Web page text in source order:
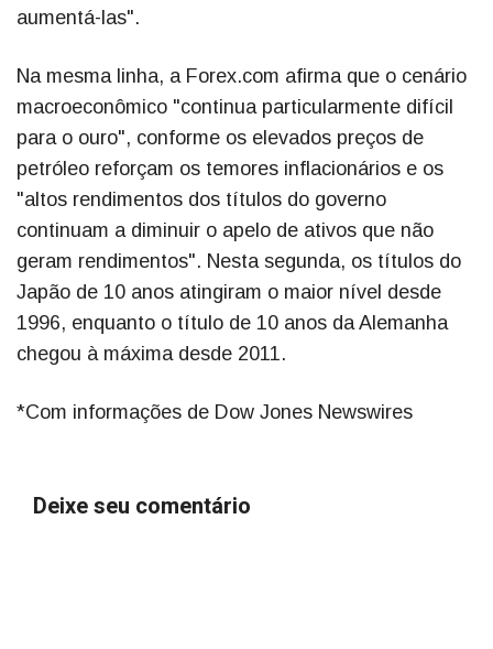
aumentá-las".
Na mesma linha, a Forex.com afirma que o cenário
macroeconômico "continua particularmente difícil
para o ouro", conforme os elevados preços de
petróleo reforçam os temores inflacionários e os
"altos rendimentos dos títulos do governo
continuam a diminuir o apelo de ativos que não
geram rendimentos". Nesta segunda, os títulos do
Japão de 10 anos atingiram o maior nível desde
1996, enquanto o título de 10 anos da Alemanha
chegou à máxima desde 2011.
*Com informações de Dow Jones Newswires
Deixe seu comentário